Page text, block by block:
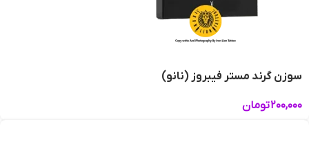
سوزن گرند مستر فیبروز (نانو)
۲۰۰,۰۰۰تومان